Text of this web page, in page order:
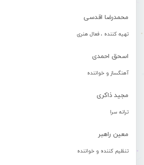
محمدرضا اقدسی
تهیه کننده ، فعال هنری
اسحق احمدی
آهنگساز و خواننده
مجید ذاکری
ترانه سرا
معین راهبر
تنظیم کننده و خواننده